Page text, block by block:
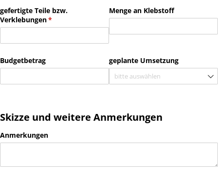
gefertigte Teile bzw.
Verklebungen*
(erforderlich)
Menge an Klebstoff
Budgetbetrag geplante Umsetzung
Skizze und weitere Anmerkungen
Anmerkungen